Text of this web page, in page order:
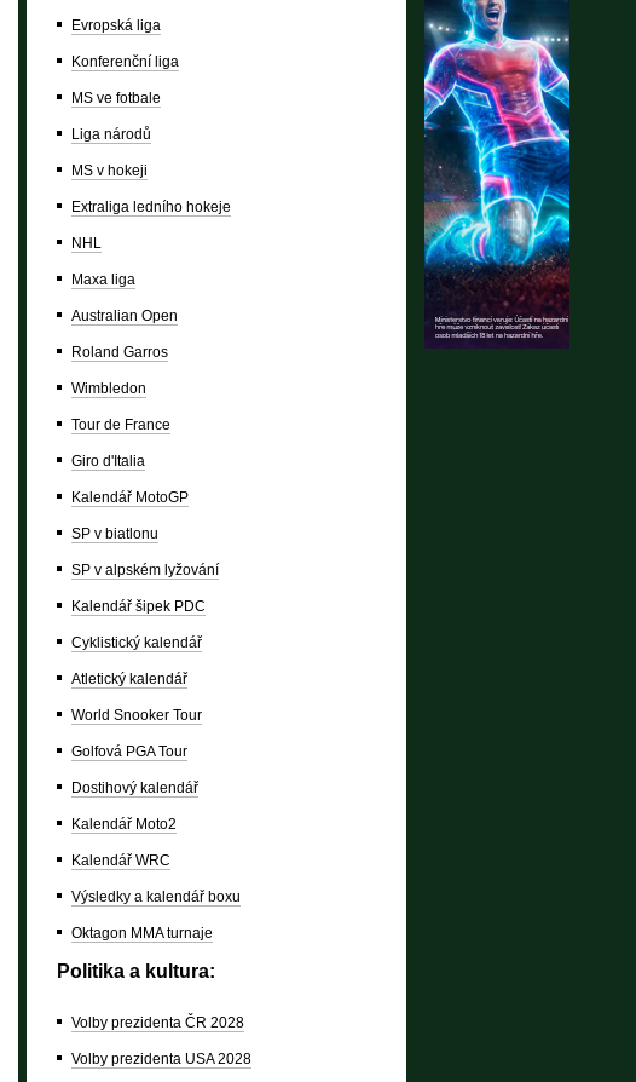
Evropská liga
Konferenční liga
MS ve fotbale
Liga národů
MS v hokeji
Extraliga ledního hokeje
NHL
Maxa liga
Australian Open
Roland Garros
Wimbledon
Tour de France
Giro d'Italia
Kalendář MotoGP
SP v biatlonu
SP v alpském lyžování
Kalendář šipek PDC
Cyklistický kalendář
Atletický kalendář
World Snooker Tour
Golfová PGA Tour
Dostihový kalendář
Kalendář Moto2
Kalendář WRC
Výsledky a kalendář boxu
Oktagon MMA turnaje
Politika a kultura:
Volby prezidenta ČR 2028
Volby prezidenta USA 2028